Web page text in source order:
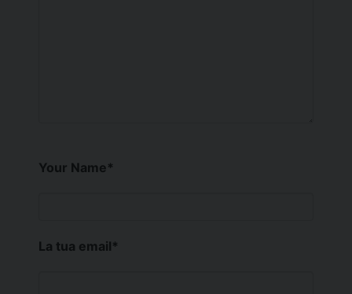
Your Name*
La tua email*